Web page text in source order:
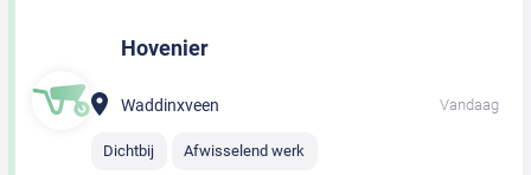
Hovenier
Waddinxveen Vandaag
Dichtbij Afwisselend werk